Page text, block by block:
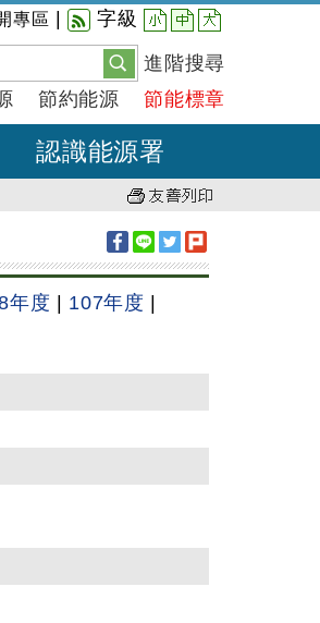
專區 字級 小 中 大
進階搜尋
節約能源 節能標章
認識能源署
年度 107年度